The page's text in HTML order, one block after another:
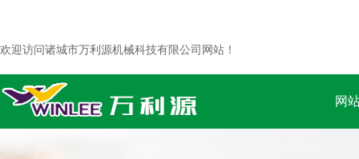
欢迎访问诸城市万利源机械科技有限公司网站！
网